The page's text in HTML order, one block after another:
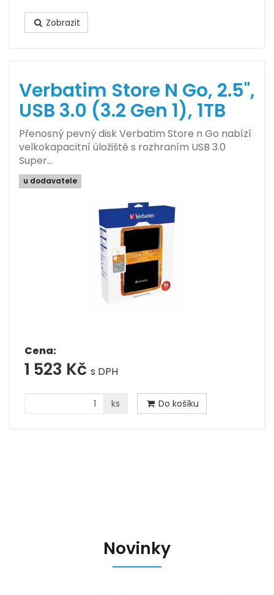
Zobrazit
Verbatim Store N Go, 2.5",
USB 3.0 (3.2 Gen 1), 1TB
Přenosný pevný disk Verbatim Store n Go nabízí
velkokapacitní úložiště s rozhraním USB 3.0
Super…
u dodavatele
Cena:
1 523 Kč s DPH
ks Do košíku
Novinky